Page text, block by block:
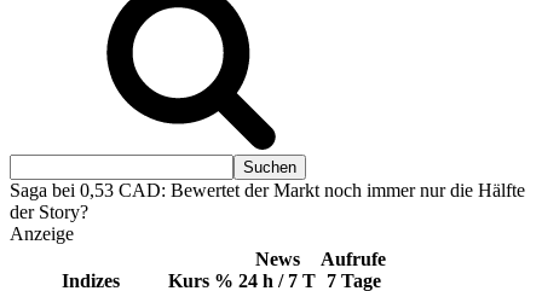
Saga bei 0,53 CAD: Bewertet der Markt noch immer nur die Hälfte
der Story?
Anzeige
Indizes Kurs %
News
24 h / 7 T
Aufrufe
7 Tage